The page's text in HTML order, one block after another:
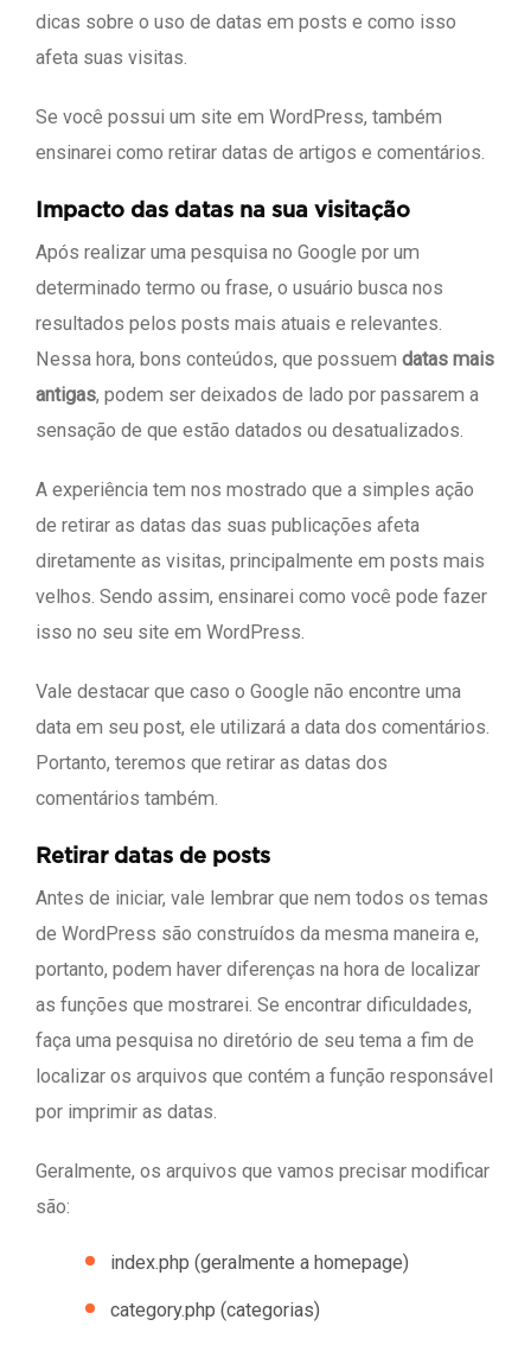
dicas sobre o uso de datas em posts e como isso
afeta suas visitas.
Se você possui um site em WordPress, também
ensinarei como retirar datas de artigos e comentários.
Impacto das datas na sua visitação
Após realizar uma pesquisa no Google por um
determinado termo ou frase, o usuário busca nos
resultados pelos posts mais atuais e relevantes.
Nessa hora, bons conteúdos, que possuem datas mais
antigas, podem ser deixados de lado por passarem a
sensação de que estão datados ou desatualizados.
A experiência tem nos mostrado que a simples ação
de retirar as datas das suas publicações afeta
diretamente as visitas, principalmente em posts mais
velhos. Sendo assim, ensinarei como você pode fazer
isso no seu site em WordPress.
Vale destacar que caso o Google não encontre uma
data em seu post, ele utilizará a data dos comentários.
Portanto, teremos que retirar as datas dos
comentários também.
Retirar datas de posts
Antes de iniciar, vale lembrar que nem todos os temas
de WordPress são construídos da mesma maneira e,
portanto, podem haver diferenças na hora de localizar
as funções que mostrarei. Se encontrar dificuldades,
faça uma pesquisa no diretório de seu tema a fim de
localizar os arquivos que contém a função responsável
por imprimir as datas.
Geralmente, os arquivos que vamos precisar modificar
são:
index.php (geralmente a homepage)
category.php (categorias)